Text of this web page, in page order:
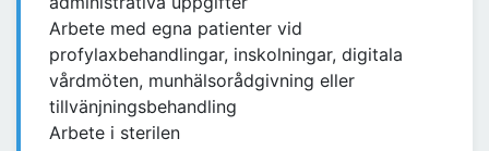
Arbete med egna patienter vid
profylaxbehandlingar, inskolningar, digitala
vårdmöten, munhälsorådgivning eller
tillvänjningsbehandling
Arbete i sterilen